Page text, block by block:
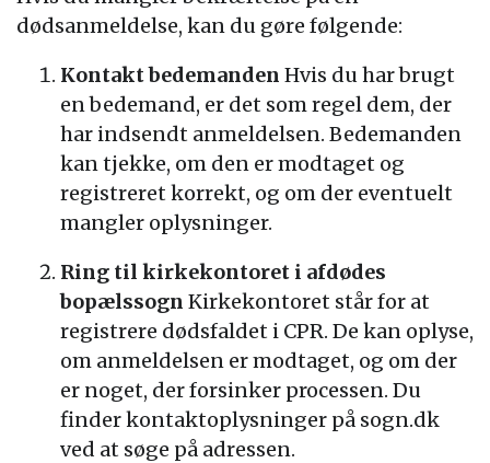
dødsanmeldelse, kan du gøre følgende:
Kontakt bedemanden Hvis du har brugt
en bedemand, er det som regel dem, der
har indsendt anmeldelsen. Bedemanden
kan tjekke, om den er modtaget og
registreret korrekt, og om der eventuelt
mangler oplysninger.
Ring til kirkekontoret i afdødes
bopælssogn Kirkekontoret står for at
registrere dødsfaldet i CPR. De kan oplyse,
om anmeldelsen er modtaget, og om der
er noget, der forsinker processen. Du
finder kontaktoplysninger på sogn.dk
ved at søge på adressen.